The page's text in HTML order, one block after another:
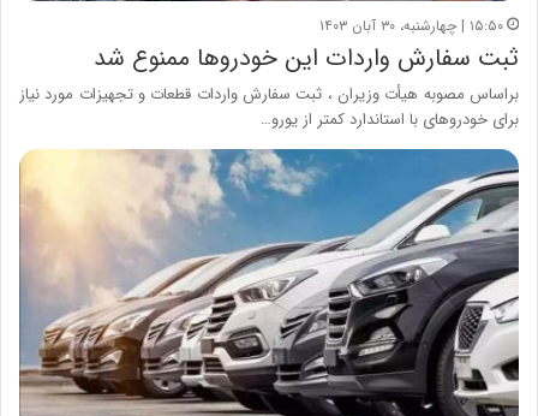
۱۵:۵۰ | چهارشنبه، ۳۰ آبان ۱۴۰۳
ثبت سفارش واردات این خودروها ممنوع شد
براساس مصوبه هیأت وزیران ، ثبت سفارش واردات قطعات و تجهیزات مورد نیاز
برای خودروهای با استاندارد کمتر از یورو…